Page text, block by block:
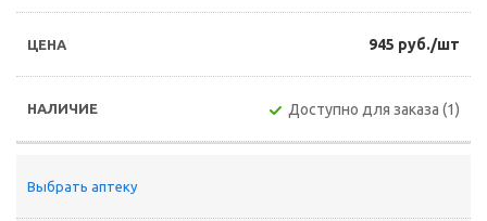
945 руб./шт
Доступно для заказа (1)
Выбрать аптеку